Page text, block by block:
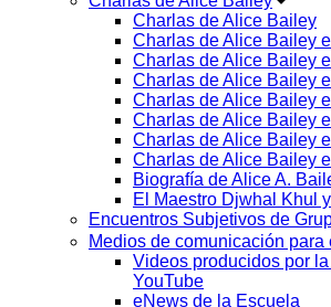
Charlas de Alice Bailey
Charlas de Alice Bailey
Charlas de Alice Bailey
Charlas de Alice Bailey
Charlas de Alice Bailey
Charlas de Alice Bailey
Charlas de Alice Bailey
Charlas de Alice Bailey
Biografía de Alice A.
El Maestro Djwhal Khul
Encuentros Subjetivos de
Medios de comunicación para
Videos producidos por
YouTube
eNews de la Escuela